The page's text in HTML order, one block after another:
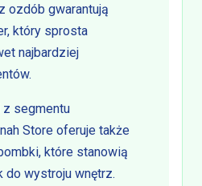
ozdób gwarantują
który sprosta
najbardziej
segmentu
Store oferuje także
które stanowią
do wystroju wnętrz.